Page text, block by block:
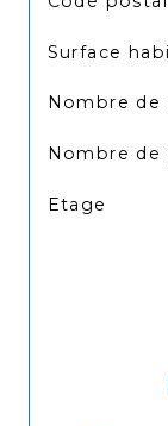
Surface
Nombre de
Nombre de
Etage